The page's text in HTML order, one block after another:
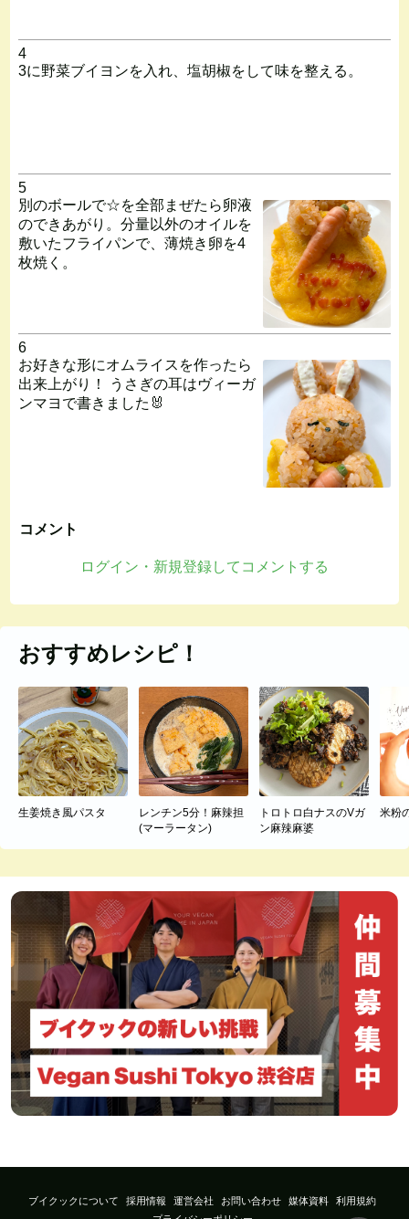
4
3に野菜ブイヨンを入れ、塩胡椒をして味を整える。
5
別のボールで☆を全部まぜたら卵液
のできあがり。分量以外のオイルを
敷いたフライパンで、薄焼き卵を4
枚焼く。
6
お好きな形にオムライスを作ったら
出来上がり！ うさぎの耳はヴィーガ
ンマヨで書きました🐰
コメント
ログイン・新規登録してコメントする
おすすめレシピ！
生姜焼き風パスタ
レンチン5分！麻辣担
(マーラータン)
トロトロ白ナスのVガ
ン麻辣麻婆
米粉
ブイクックについて 採用情報 運営会社 お問い合わせ 媒体資料
利用規約